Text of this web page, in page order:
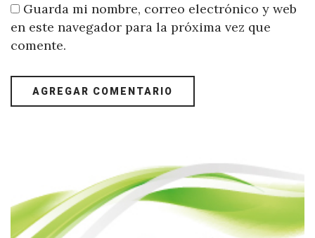
Guarda mi nombre, correo electrónico y web
en este navegador para la próxima vez que
comente.